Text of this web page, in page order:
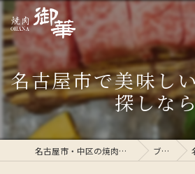
名古屋市で美味し
探しな
名古屋市・中区の焼肉なら焼肉 御華 ブログ